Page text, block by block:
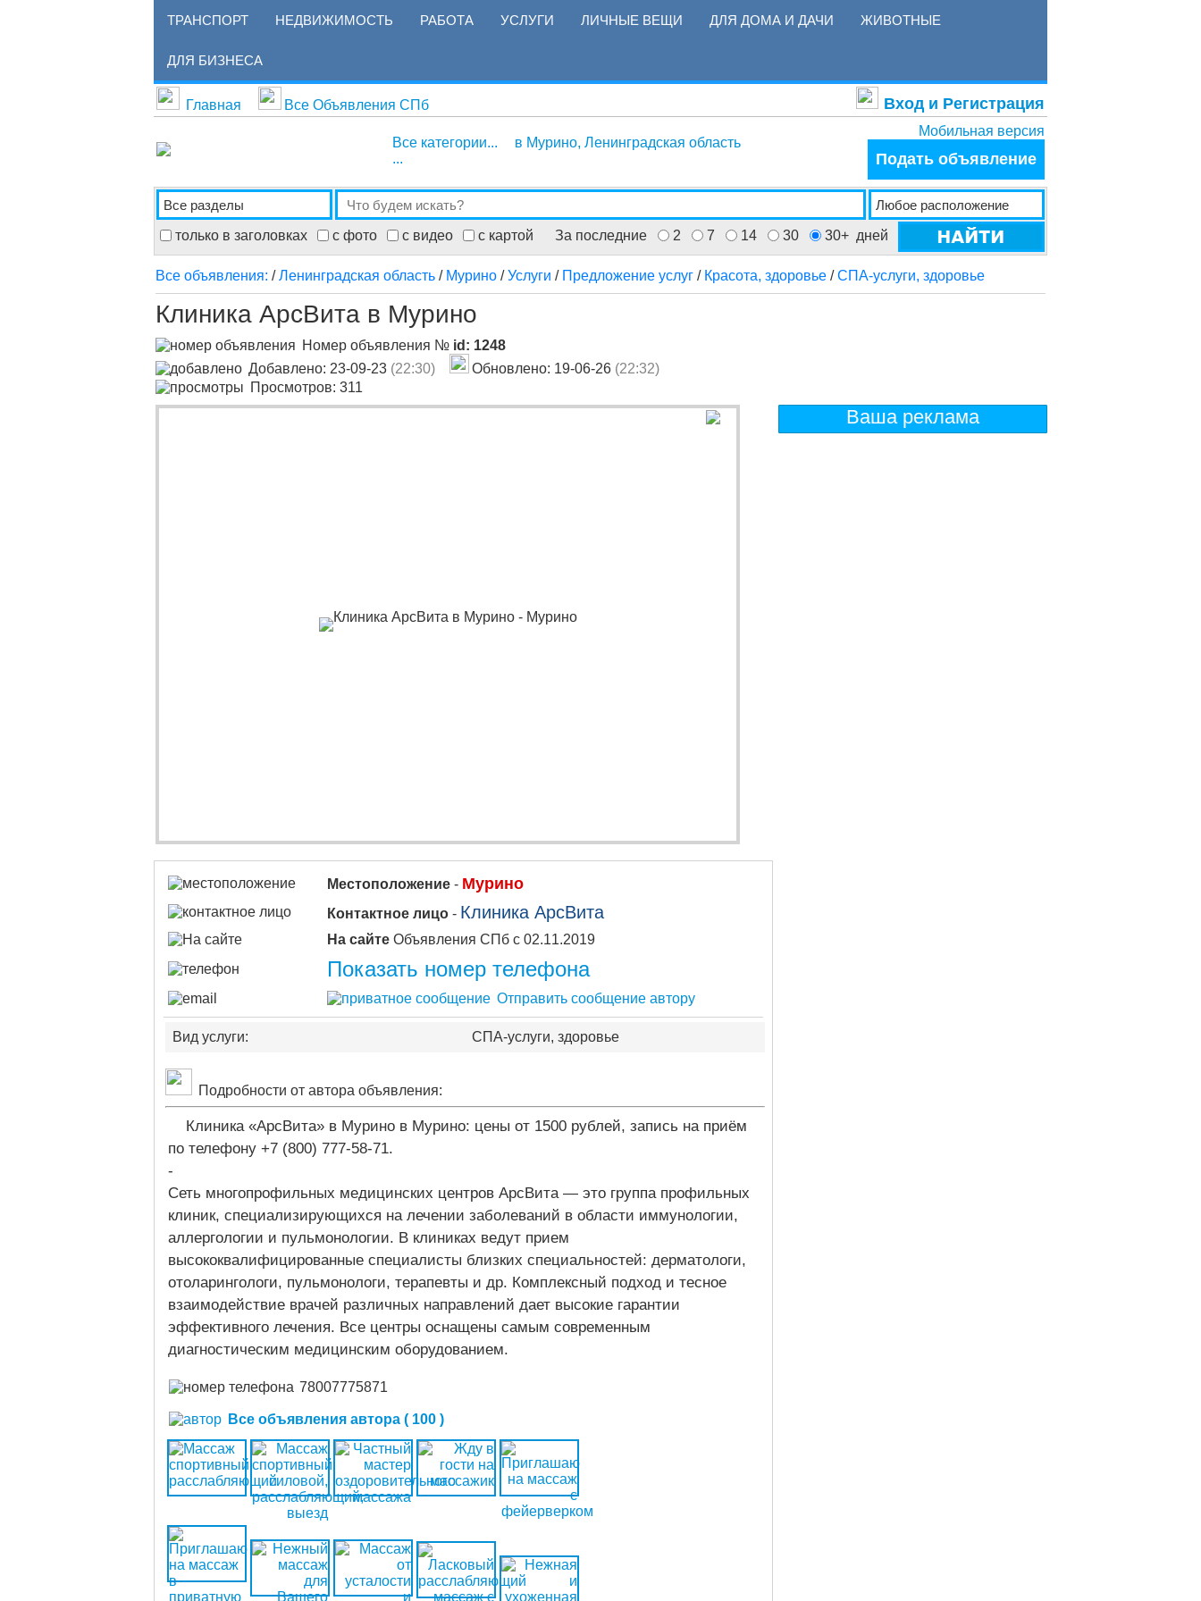
ТРАНСПОРТ НЕДВИЖИМОСТЬ РАБОТА УСЛУГИ ЛИЧНЫЕ ВЕЩИ ДЛЯ ДОМА И ДАЧИ ЖИВОТНЫЕ
ДЛЯ БИЗНЕСА
Главная Все Объявления СПб Вход и Регистрация
Все категории...
в Мурино, Ленинградская область
...
Мобильная версия
Подать объявление
только в заголовках с фото с видео с картой За последние 2 7 14 30 30+ дней
Все объявления: /Ленинградская область / Мурино /Услуги / Предложение услуг / Красота, здоровье /СПА-услуги, здоровье
Клиника АрсВита в Мурино
Номер объявления № id: 1248
Добавлено: 23-09-23 (22:30) Обновлено: 19-06-26 (22:32)
Просмотров: 311
Местоположение - Мурино
Контактное лицо - Клиника АрсВита
На сайте Объявления СПб с 02.11.2019
Показать номер телефона
Отправить сообщение автору
Вид услуги: СПА-услуги, здоровье
Подробности от автора объявления:
Клиника «АрсВита» в Мурино в Мурино: цены от 1500 рублей, запись на приём
по телефону +7 (800) 777-58-71.
-
Сеть многопрофильных медицинских центров АрсВита — это группа профильных
клиник, специализирующихся на лечении заболеваний в области иммунологии,
аллергологии и пульмонологии. В клиниках ведут прием
высококвалифицированные специалисты близких специальностей: дерматологи,
отоларингологи, пульмонологи, терапевты и др. Комплексный подход и тесное
взаимодействие врачей различных направлений дает высокие гарантии
эффективного лечения. Все центры оснащены самым современным
диагностическим медицинским оборудованием.
78007775871
Все объявления автора ( 100 )
Ваша реклама